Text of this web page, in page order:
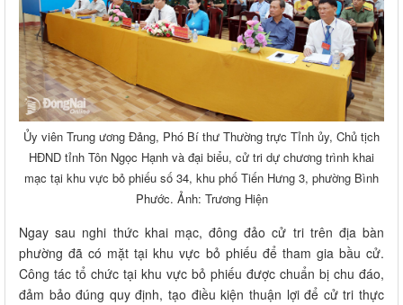
Ủy viên Trung ương Đảng, Phó Bí thư Thường trực Tỉnh ủy, Chủ tịch
HĐND tỉnh Tôn Ngọc Hạnh và đại biểu, cử tri dự chương trình khai
mạc tại khu vực bỏ phiếu số 34, khu phố Tiến Hưng 3, phường Bình
Phước. Ảnh: Trương Hiện
Ngay sau nghi thức khai mạc, đông đảo cử tri trên địa bàn
phường đã có mặt tại khu vực bỏ phiếu để tham gia bầu cử.
Công tác tổ chức tại khu vực bỏ phiếu được chuẩn bị chu đáo,
đảm bảo đúng quy định, tạo điều kiện thuận lợi để cử tri thực